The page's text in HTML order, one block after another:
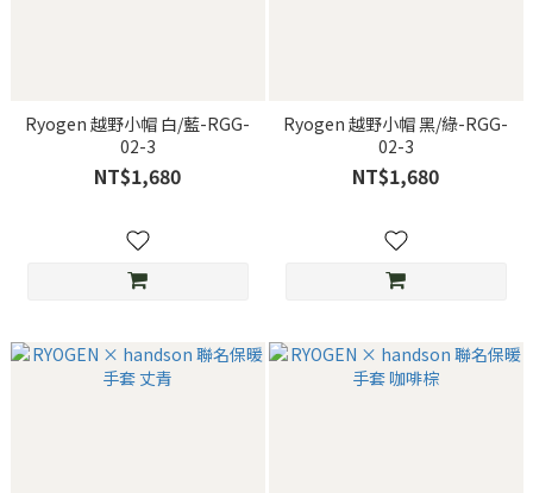
Ryogen 越野小帽 白/藍-RGG-
02-3
NT$1,680
Ryogen 越野小帽 黑/綠-RGG-
02-3
NT$1,680